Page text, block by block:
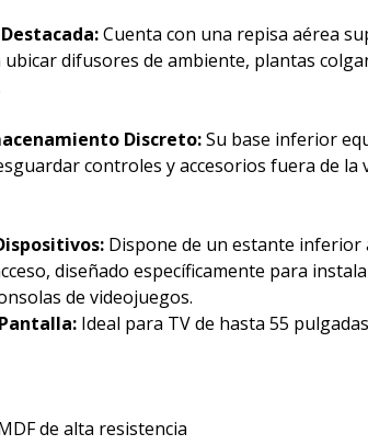
Cuenta con una repisa aérea
difusores de ambiente, plantas
Discreto:Su base inferior
controles y accesorios fuera de la
Dispone de un estante inferior
diseñado específicamente para
de videojuegos.
Ideal para TV de hasta 55 pulgadas
de alta resistencia